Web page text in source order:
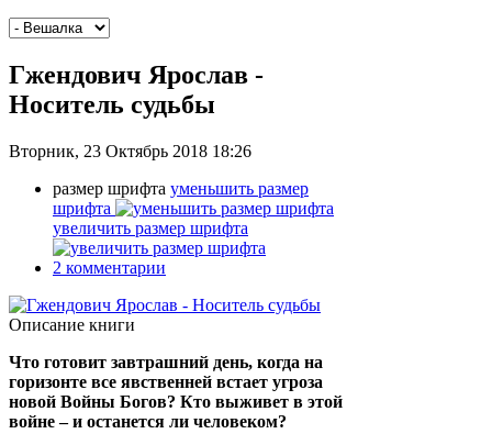
Гжендович Ярослав -
Носитель судьбы
Вторник, 23 Октябрь 2018 18:26
размер шрифта уменьшить размер
шрифта
увеличить размер шрифта
2 комментарии
Описание книги
Что готовит завтрашний день, когда на
горизонте все явственней встает угроза
новой Войны Богов? Кто выживет в этой
войне – и останется ли человеком?